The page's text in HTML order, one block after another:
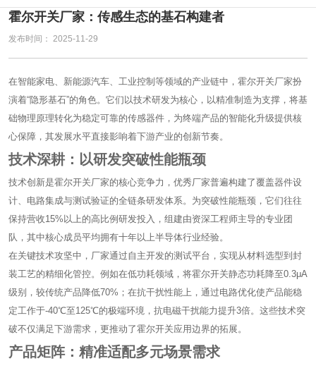
霍尔开关厂家：传感生态的基石构建者
发布时间： 2025-11-29
在智能家电、新能源汽车、工业控制等领域的产业链中，霍尔开关厂家扮
演着“隐形基石”的角色。它们以技术研发为核心，以精准制造为支撑，将基
础物理原理转化为稳定可靠的传感器件，为终端产品的智能化升级提供核
心保障，其发展水平直接影响着下游产业的创新节奏。
技术深耕：以研发突破性能瓶颈
技术创新是霍尔开关厂家的核心竞争力，优秀厂家普遍构建了覆盖器件设
计、电路集成与测试验证的全链条研发体系。为突破性能瓶颈，它们往往
保持营收15%以上的高比例研发投入，组建由资深工程师主导的专业团
队，其中核心成员平均拥有十年以上半导体行业经验。
在关键技术攻坚中，厂家通过自主开发的测试平台，实现从材料选型到封
装工艺的精细化管控。例如在低功耗领域，将霍尔开关静态功耗降至0.3μA
级别，较传统产品降低70%；在抗干扰性能上，通过电路优化使产品能稳
定工作于-40℃至125℃的极端环境，抗电磁干扰能力提升3倍。这些技术突
破不仅满足下游需求，更推动了霍尔开关应用边界的拓展。
产品矩阵：精准适配多元场景需求